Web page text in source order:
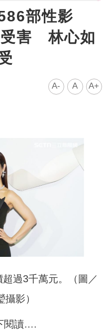
部性影
受害 林心如
A- A A+
過3千萬元。（圖／
影）
閱讀….